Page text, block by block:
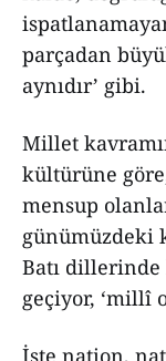
parçadan
aynıdır’ gibi.
Millet
kültürüne
mensup
günümüzdeki
Batı dillerinde
geçiyor, ‘millî
İşte nation,